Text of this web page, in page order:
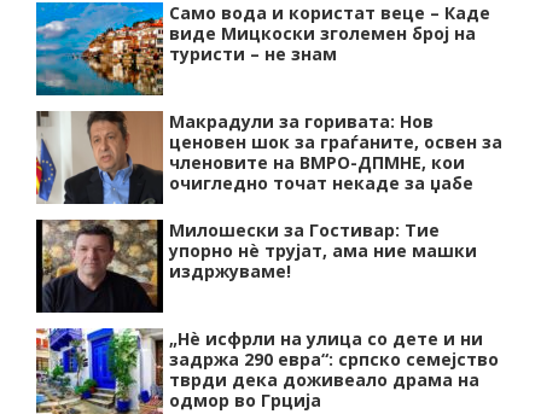
Само вода и користат веце – Каде
виде Мицкоски зголемен број на
туристи – не знам
Макрадули за горивата: Нов
ценовен шок за граѓаните, освен за
членовите на ВМРО-ДПМНЕ, кои
очигледно точат некаде за џабе
Милошески за Гостивар: Тие
упорно нѐ трујат, ама ние машки
издржуваме!
„Нѐ исфрли на улица со дете и ни
задржа 290 евра“: српско семејство
тврди дека доживеало драма на
одмор во Грција